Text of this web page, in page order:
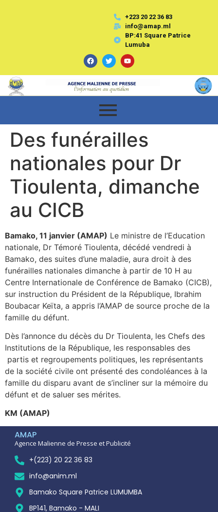
+223 20 22 36 83
info@amap.ml
BP:41 Square Patrice
Lumuba
Des funérailles
nationales pour Dr
Tioulenta, dimanche
au CICB
Bamako, 11 janvier (AMAP) Le ministre de l’Education
nationale, Dr Témoré Tioulenta, décédé vendredi à
Bamako, des suites d’une maladie, aura droit à des
funérailles nationales dimanche à partir de 10 H au
Centre Internationale de Conférence de Bamako (CICB),
sur instruction du Président de la République, Ibrahim
Boubacar Keïta, a appris l’AMAP de source proche de la
famille du défunt.
Dès l’annonce du décès du Dr Tioulenta, les Chefs des
Institutions de la République, les responsables des
partis et regroupements politiques, les représentants
de la société civile ont présenté des condoléances à la
famille du disparu avant de s’incliner sur la mémoire du
défunt et de saluer ses mérites.
KM (AMAP)
AMAP
Agence Malienne de Presse et Publicité
+(223) 20 22 36 83
info@anim.ml
Bamako Square Patrice LUMUMBA
BP141, Bamako - MALI